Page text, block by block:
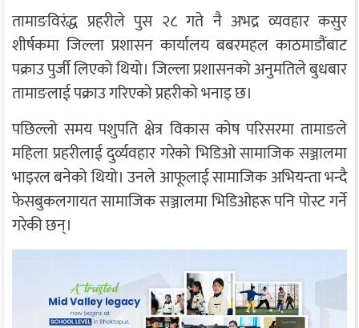
तामाङविरंद्ध प्रहरीले पुस २८ गते नै अभद्र व्यवहार कसुर
शीर्षकमा जिल्ला प्रशासन कार्यालय बबरमहल काठमाडौंबाट
पक्राउ पुर्जी लिएको थियो। जिल्ला प्रशासनको अनुमतिले बुधबार
तामाङलाई पक्राउ गरिएको प्रहरीको भनाइ छ।
पछिल्लो समय पशुपति क्षेत्र विकास कोष परिसरमा तामाङले
महिला प्रहरीलाई दुर्व्यवहार गरेको भिडिओ सामाजिक सञ्जालमा
भाइरल बनेको थियो। उनले आफूलाई सामाजिक अभियन्ता भन्दै
फेसबुकलगायत सामाजिक सञ्जालमा भिडिओहरू पनि पोस्ट गर्ने
गरेकी छन्।